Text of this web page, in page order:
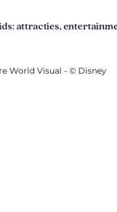
attracties,